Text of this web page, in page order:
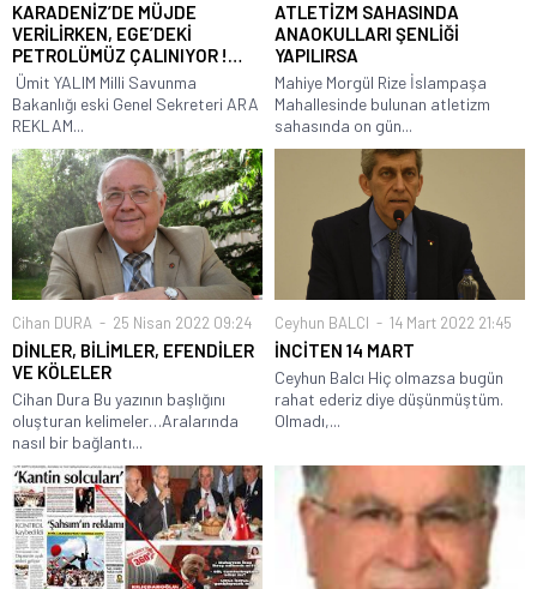
KARADENİZ’DE MÜJDE
VERİLİRKEN, EGE’DEKİ
PETROLÜMÜZ ÇALINIYOR !…
Ümit YALIM Milli Savunma
Bakanlığı eski Genel Sekreteri ARA
REKLAM...
ATLETİZM SAHASINDA
ANAOKULLARI ŞENLİĞİ
YAPILIRSA
Mahiye Morgül Rize İslampaşa
Mahallesinde bulunan atletizm
sahasında on gün...
Cihan DURA 25 Nisan 2022 09:24
DİNLER, BİLİMLER, EFENDİLER
VE KÖLELER
Cihan Dura Bu yazının başlığını
oluşturan kelimeler…Aralarında
nasıl bir bağlantı...
Ceyhun BALCI 14 Mart 2022 21:45
İNCİTEN 14 MART
Ceyhun Balcı Hiç olmazsa bugün
rahat ederiz diye düşünmüştüm.
Olmadı,...